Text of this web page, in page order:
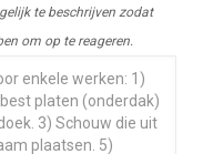
te beschrijven zodat
om op te reageren.